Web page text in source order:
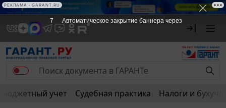
Бюджетный учет Судебная практика Налоги и
6 Автоматическое закрытие баннера через
РЕКЛАМА • GARANT.RU